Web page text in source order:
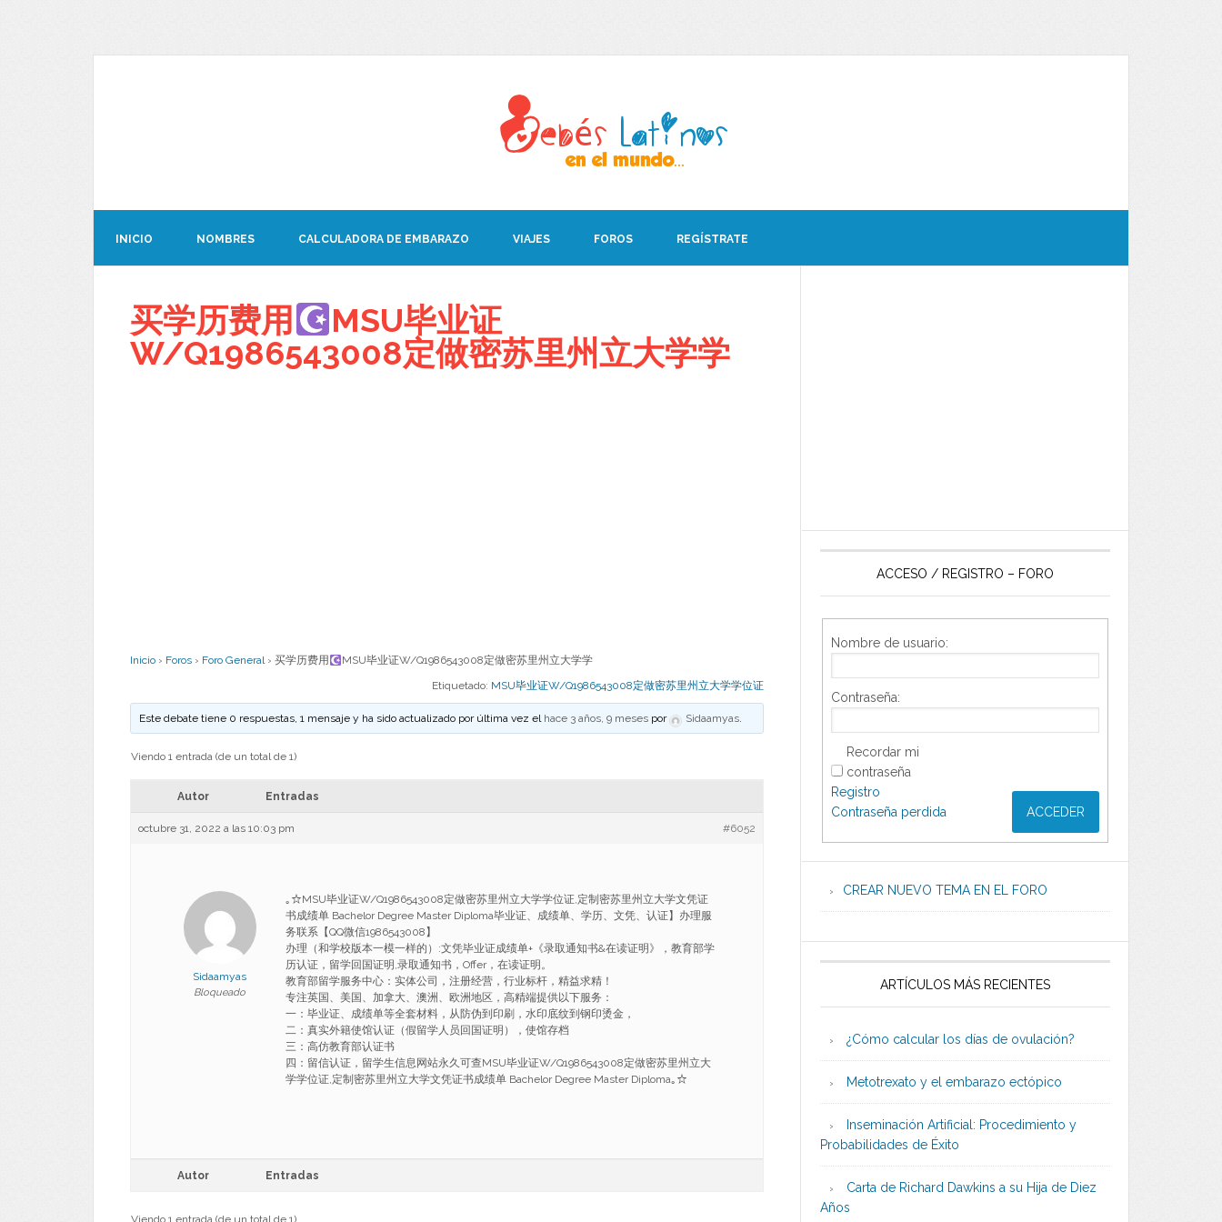
INICIO NOMBRES CALCULADORA DE EMBARAZO VIAJES FOROS REGÍSTRATE
买学历费用
MSU毕业证
W/Q1986543008定做密苏里州立大学学
Inicio › Foros › Foro General › 买学历费用
MSU毕业证W/Q1986543008定做密苏里州立大学学
Etiquetado: MSU毕业证W/Q1986543008定做密苏里州立大学学位证
Este debate tiene 0 respuestas, 1 mensaje y ha sido actualizado por última vez el hace 3 años, 9 meses por Sidaamyas.
Viendo 1 entrada (de un total de 1)
Autor Entradas
octubre 31, 2022 a las 10:03 pm #6052
Sidaamyas
Bloqueado
｡☆MSU毕业证W/Q1986543008定做密苏里州立大学学位证,定制密苏里州立大学文凭证
书成绩单 Bachelor Degree Master Diploma毕业证、成绩单、学历、文凭、认证】办理服
务联系【QQ微信1986543008】
办理（和学校版本一模一样的）:文凭毕业证成绩单+《录取通知书&在读证明》，教育部学
历认证，留学回国证明,录取通知书，Offer，在读证明。
教育部留学服务中心：实体公司，注册经营，行业标杆，精益求精！
专注英国、美国、加拿大、澳洲、欧洲地区，高精端提供以下服务：
一：毕业证、成绩单等全套材料，从防伪到印刷，水印底纹到钢印烫金，
二：真实外籍使馆认证（假留学人员回国证明），使馆存档
三：高仿教育部认证书
四：留信认证，留学生信息网站永久可查MSU毕业证W/Q1986543008定做密苏里州立大
学学位证,定制密苏里州立大学文凭证书成绩单 Bachelor Degree Master Diploma｡☆
Autor Entradas
ACCESO / REGISTRO – FORO
Nombre de usuario:
Contraseña:
Recordar mi
contraseña
ACCEDER
Registro
Contraseña perdida
CREAR NUEVO TEMA EN EL FORO
ARTÍCULOS MÁS RECIENTES
¿Cómo calcular los días de ovulación?
Metotrexato y el embarazo ectópico
Inseminación Artificial: Procedimiento y
Probabilidades de Éxito
Carta de Richard Dawkins a su Hija de Diez
Años